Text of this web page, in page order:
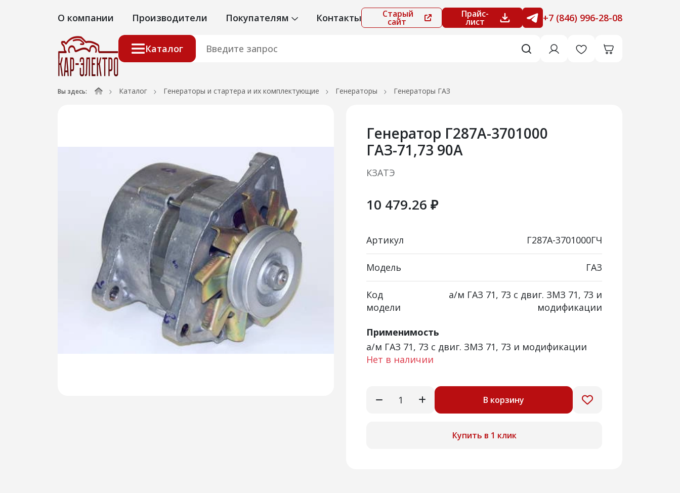
О компании Производители Покупателям Контакты Старый
сайт
Прайс-
лист +7 (846) 996-28-08
Каталог
Вы здесь: Каталог Генераторы и стартера и их комплектующие Генераторы Генераторы ГАЗ
Генератор Г287А-3701000
ГАЗ-71,73 90А
КЗАТЭ
10 479.26 ₽
Артикул Г287А-3701000ГЧ
Модель ГАЗ
Код
модели
а/м ГАЗ 71, 73 с двиг. ЗМЗ 71, 73 и
модификации
Применимость
а/м ГАЗ 71, 73 с двиг. ЗМЗ 71, 73 и модификации
Нет в наличии
В корзину
Купить в 1 клик